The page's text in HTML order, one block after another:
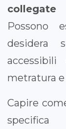
collegate
Possono
desidera
metratura
Capire